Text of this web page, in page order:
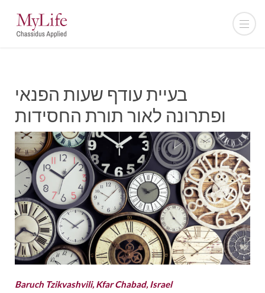
בעיית עודף שעות הפנאי
ופתרונה לאור תורת החסידות
Baruch Tzikvashvili, Kfar Chabad, Israel